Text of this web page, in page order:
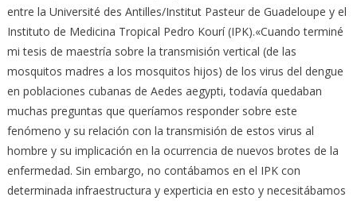
entre la Université des Antilles/Institut Pasteur de Guadeloupe y el
Instituto de Medicina Tropical Pedro Kourí (IPK).«Cuando terminé
mi tesis de maestría sobre la transmisión vertical (de las
mosquitos madres a los mosquitos hijos) de los virus del dengue
en poblaciones cubanas de Aedes aegypti, todavía quedaban
muchas preguntas que queríamos responder sobre este
fenómeno y su relación con la transmisión de estos virus al
hombre y su implicación en la ocurrencia de nuevos brotes de la
enfermedad. Sin embargo, no contábamos en el IPK con
determinada infraestructura y experticia en esto y necesitábamos